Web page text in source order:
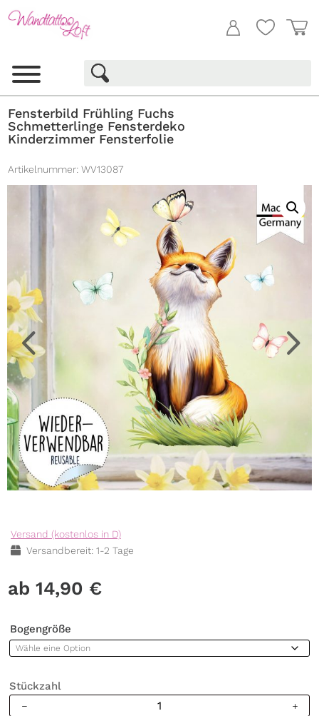
Fensterbild Frühling Fuchs
Schmetterlinge Fensterdeko
Kinderzimmer Fensterfolie
Artikelnummer: WV13087
Versand (kostenlos in D)
Versandbereit: 1-2 Tage
14,90 €
Bogengröße
Stückzahl